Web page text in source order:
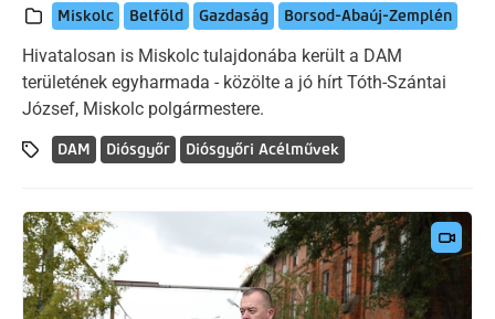
Miskolc Belföld Gazdaság Borsod-Abaúj-Zemplén
Hivatalosan is Miskolc tulajdonába került a DAM
területének egyharmada - közölte a jó hírt Tóth-Szántai
József, Miskolc polgármestere.
DAM Diósgyőr Diósgyőri Acélművek